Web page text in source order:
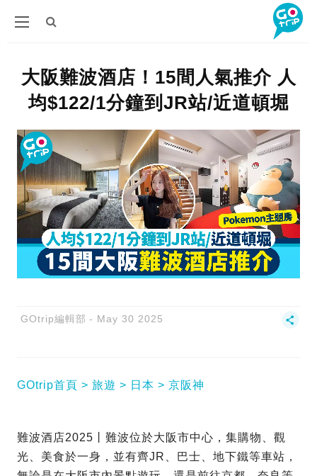
大阪難波酒店！15間人氣推介 人
均$122/1分鐘到JR站/近道頓堀
GOtrip編輯部 May 30 2025
GOtrip首頁 旅遊 日本 京阪神
難波酒店2025丨難波位於大阪市中心，集購物、觀
光、美食於一身，並有齊JR、巴士、地下鐵等車站，